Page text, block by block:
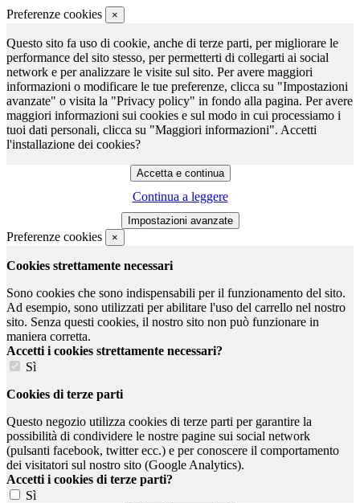
Preferenze cookies ×
Questo sito fa uso di cookie, anche di terze parti, per migliorare le
performance del sito stesso, per permetterti di collegarti ai social
network e per analizzare le visite sul sito. Per avere maggiori
informazioni o modificare le tue preferenze, clicca su "Impostazioni
avanzate" o visita la "Privacy policy" in fondo alla pagina. Per avere
maggiori informazioni sui cookies e sul modo in cui processiamo i
tuoi dati personali, clicca su "Maggiori informazioni". Accetti
l'installazione dei cookies?
Continua a leggere
Preferenze cookies ×
Cookies strettamente necessari
Sono cookies che sono indispensabili per il funzionamento del sito.
Ad esempio, sono utilizzati per abilitare l'uso del carrello nel nostro
sito. Senza questi cookies, il nostro sito non può funzionare in
maniera corretta.
Accetti i cookies strettamente necessari?
Sì
Cookies di terze parti
Questo negozio utilizza cookies di terze parti per garantire la
possibilità di condividere le nostre pagine sui social network
(pulsanti facebook, twitter ecc.) e per conoscere il comportamento
dei visitatori sul nostro sito (Google Analytics).
Accetti i cookies di terze parti?
Sì